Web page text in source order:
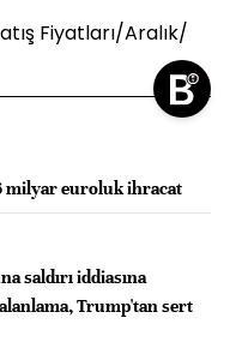
Fiyatları/Aralık/
milyar euroluk ihracat
saldırı iddiasına
Trump'tan sert